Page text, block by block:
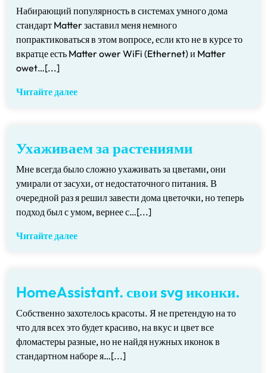
Набирающий популярность в системах умного дома
стандарт Matter заставил меня немного
попрактиковаться в этом вопросе, если кто не в курсе то
вкратце есть Matter ower WiFi (Ethernet) и Matter
owet…[...]
Читайте далее
Ухаживаем за растениями
Мне всегда было сложно ухаживать за цветами, они
умирали от засухи, от недостаточного питания. В
очередной раз я решил завести дома цветочки, но теперь
подход был с умом, вернее с…[...]
Читайте далее
HomeAssistant. свои svg иконки.
Собственно захотелось красоты. Я не претендую на то
что для всех это будет красиво, на вкус и цвет все
фломастеры разные, но не найдя нужных иконок в
стандартном наборе я…[...]